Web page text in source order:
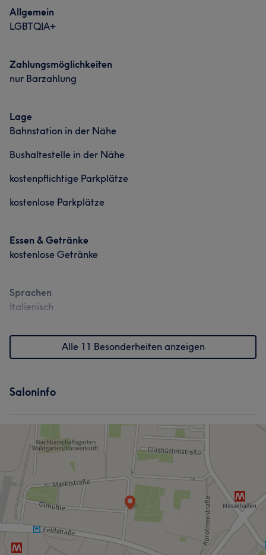
Allgemein
LGBTQIA+
Zahlungsmöglichkeiten
nur Barzahlung
Lage
Bahnstation in der Nähe
Bushaltestelle in der Nähe
kostenpflichtige Parkplätze
kostenlose Parkplätze
Essen & Getränke
kostenlose Getränke
Sprachen
Italienisch
Alle 11 Besonderheiten anzeigen
Saloninfo